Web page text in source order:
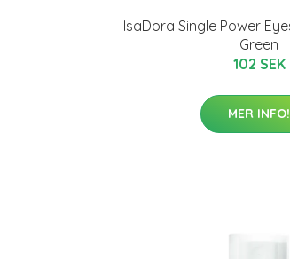
IsaDora Single Power
Green
102 SEK
MER INFO!